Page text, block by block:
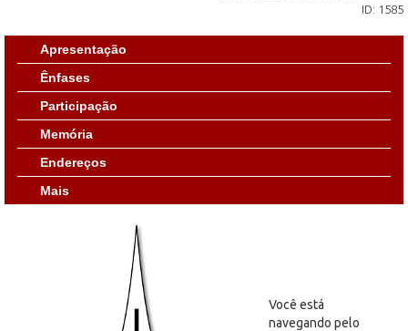
ID: 1585
Apresentação
Ênfases
Participação
Memória
Endereços
Mais
Você está
navegando pelo